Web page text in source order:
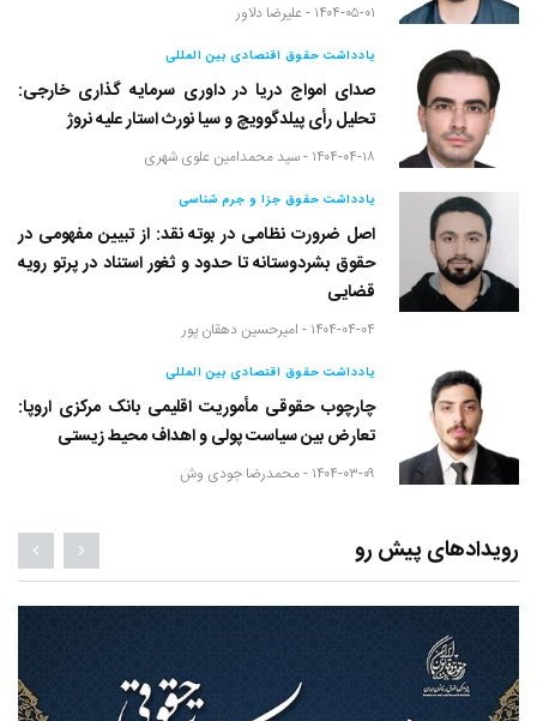
۱۴۰۴-۰۵-۰۱ - علیرضا دلاور
یادداشت حقوق اقتصادی بین المللی
صدای امواج دریا در داوری سرمایه گذاری خارجی:
تحلیل رأی پیلدگوویچ و سیا نورث استار علیه نروژ
۱۴۰۴-۰۴-۱۸ - سید محمدامین علوی شهری
یادداشت حقوق جزا و جرم شناسی
اصل ضرورت نظامی در بوته نقد: از تبیین مفهومی در
حقوق بشردوستانه تا حدود و ثغور استناد در پرتو رویه
قضایی
۱۴۰۴-۰۴-۰۴ - امیرحسین دهقان پور
یادداشت حقوق اقتصادی بین المللی
چارچوب حقوقی مأموریت اقلیمی بانک مرکزی اروپا:
تعارض بین سیاست پولی و اهداف محیط زیستی
۱۴۰۴-۰۳-۰۹ - محمدرضا جودی وش
رویدادهای پیش رو